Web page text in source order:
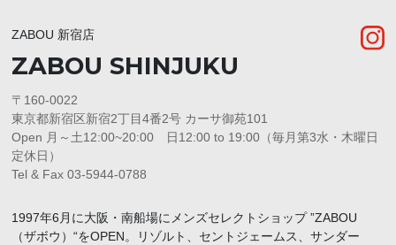
ZABOU 新宿店
ZABOU SHINJUKU
〒160-0022
東京都新宿区新宿2丁目4番2号 カーサ御苑101
Open 月～土12:00~20:00 日12:00 to 19:00（毎月第3水・木曜日
定休日）
Tel & Fax 03-5944-0788
1997年6月に大阪・南船場にメンズセレクトショップ ”ZABOU
（ザボウ）“をOPEN。リゾルト、セントジェームス、サンダー